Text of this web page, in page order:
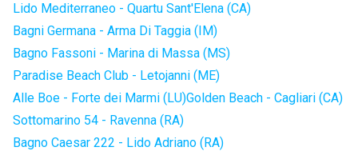
Lido Mediterraneo - Quartu Sant'Elena (CA)
Bagni Germana - Arma Di Taggia (IM)
Bagno Fassoni - Marina di Massa (MS)
Paradise Beach Club - Letojanni (ME)
Alle Boe - Forte dei Marmi (LU)Golden Beach - Cagliari (CA)
Sottomarino 54 - Ravenna (RA)
Bagno Caesar 222 - Lido Adriano (RA)